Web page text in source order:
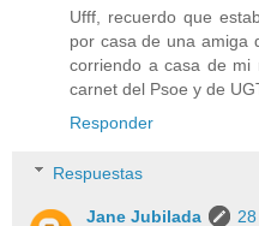
Ufff, recuerdo que
por casa de una amiga
corriendo a casa de mi
carnet del Psoe y de
Responder
Respuestas
Jane Jubilada